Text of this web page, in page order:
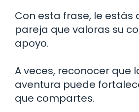
Con esta frase, le estás
pareja que valoras su
apoyo.
A veces, reconocer que
aventura puede
que compartes.